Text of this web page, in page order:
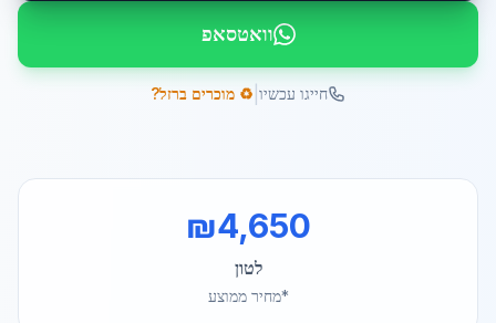
וואטסאפ
חייגו עכשיו ♻️ מוכרים ברזל?
₪4,650
לטון
*מחיר ממוצע